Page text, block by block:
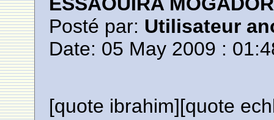
Posté par: Utilisateur
Date: 05 May 2009 :
[quote ibrahim][quote